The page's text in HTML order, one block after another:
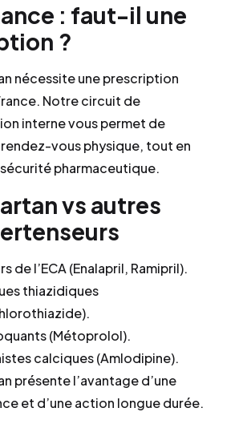
: faut-il une
?
nécessite une prescription
Notre circuit de
interne vous permet de
rendez-vous physique, tout en
pharmaceutique.
vs autres
de l’ECA (Enalapril, Ramipril).
thiazidiques
(Métoprolol).
calciques (Amlodipine).
présente l’avantage d’une
et d’une action longue durée.